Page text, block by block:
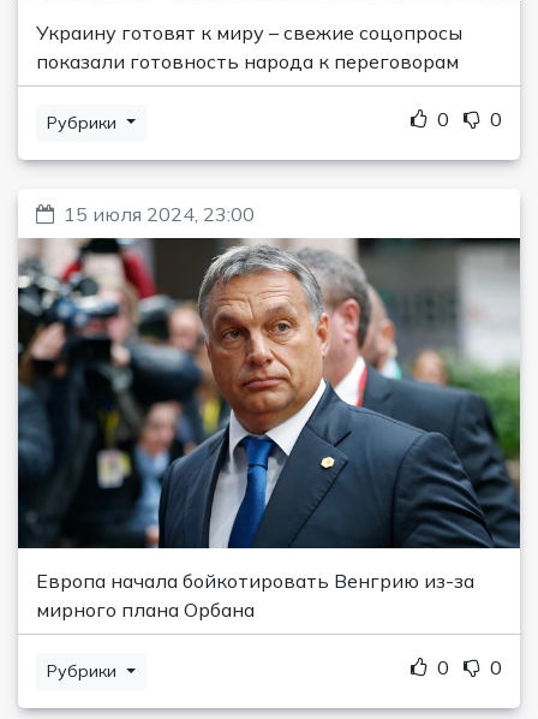
Украину готовят к миру – свежие соцопросы
показали готовность народа к переговорам
Рубрики 0 0
15 июля 2024, 23:00
Европа начала бойкотировать Венгрию из-за
мирного плана Орбана
Рубрики 0 0